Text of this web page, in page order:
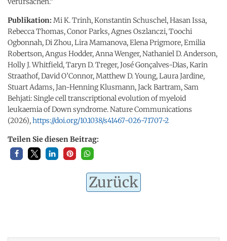
Publikation: Mi K. Trinh, Konstantin Schuschel, Hasan Issa,
Rebecca Thomas, Conor Parks, Agnes Oszlanczi, Toochi
Ogbonnah, Di Zhou, Lira Mamanova, Elena Prigmore, Emilia
Robertson, Angus Hodder, Anna Wenger, Nathaniel D. Anderson,
Holly J. Whitfield, Taryn D. Treger, José Gonçalves-Dias, Karin
Straathof, David O’Connor, Matthew D. Young, Laura Jardine,
Stuart Adams, Jan-Henning Klusmann, Jack Bartram, Sam
Behjati: Single cell transcriptional evolution of myeloid
leukaemia of Down syndrome. Nature Communications
(2026), https://doi.org/10.1038/s41467-026-71707-2
Teilen Sie diesen Beitrag:
Zurück